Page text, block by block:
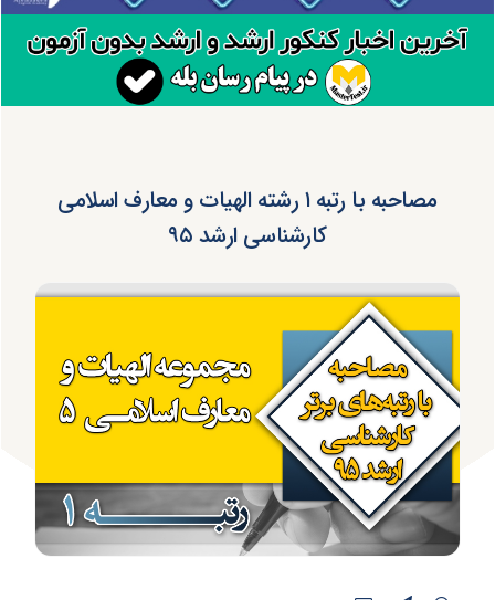
مصاحبه با رتبه ۱ رشته الهیات و معارف اسلامی
کارشناسی ارشد ۹۵